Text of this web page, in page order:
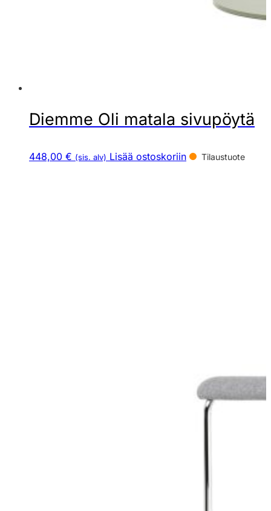
Diemme Oli matala sivupöytä
448,00 € (sis. alv) Lisää ostoskoriin Tilaustuote